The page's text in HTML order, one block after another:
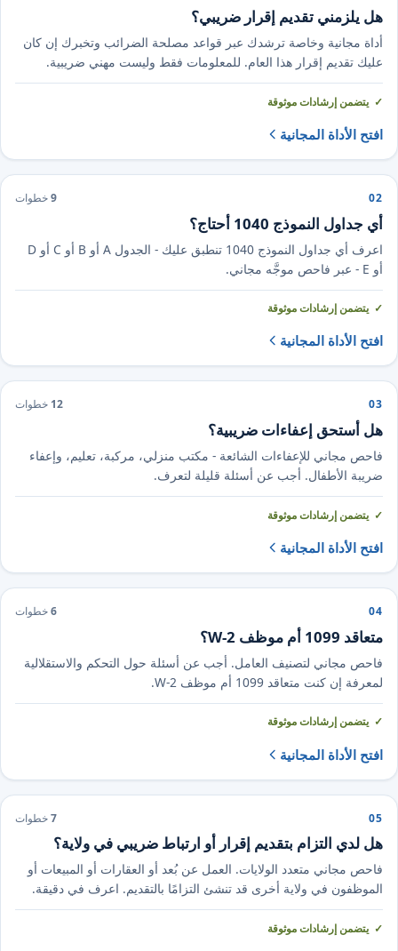
هل يلزمني تقديم إقرار ضريبي؟
أداة مجانية وخاصة ترشدك عبر قواعد مصلحة الضرائب وتخبرك إن كان
عليك تقديم إقرار هذا العام. للمعلومات فقط وليست مهني ضريبية.
يتضمن إرشادات موثوقة
افتح الأداة المجانية
02
9خطوات
أي جداول النموذج 1040 أحتاج؟
اعرف أي جداول النموذج 1040 تنطبق عليك - الجدول A أو B أو C أو D
أو E - عبر فاحص موجَّه مجاني.
يتضمن إرشادات موثوقة
افتح الأداة المجانية
03
12 خطوات
هل أستحق إعفاءات ضريبية؟
فاحص مجاني للإعفاءات الشائعة - مكتب منزلي، مركبة، تعليم، وإعفاء
ضريبة الأطفال. أجب عن أسئلة قليلة لتعرف.
يتضمن إرشادات موثوقة
افتح الأداة المجانية
04
6خطوات
متعاقد 1099 أم موظف W-2؟
فاحص مجاني لتصنيف العامل. أجب عن أسئلة حول التحكم والاستقلالية
لمعرفة إن كنت متعاقد 1099 أم موظف W-2.
يتضمن إرشادات موثوقة
افتح الأداة المجانية
05
7خطوات
هل لدي التزام بتقديم إقرار أو ارتباط ضريبي في ولاية؟
فاحص مجاني متعدد الولايات. العمل عن بُعد أو العقارات أو المبيعات أو
الموظفون في ولاية أخرى قد تنشئ التزامًا بالتقديم. اعرف في دقيقة.
يتضمن إرشادات موثوقة